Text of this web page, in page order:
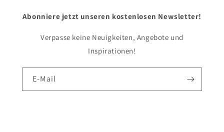
Abonniere jetzt unseren kostenlosen Newsletter!
Verpasse keine Neuigkeiten, Angebote und
Inspirationen!
E-Mail